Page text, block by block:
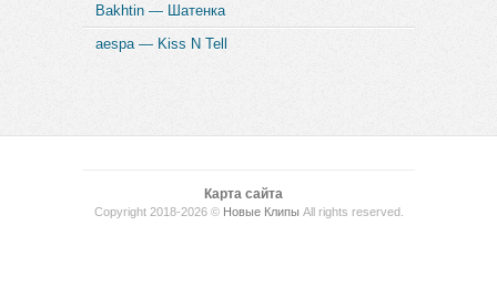
Bakhtin — Шатенка
aespa — Kiss N Tell
Карта сайта
Copyright 2018-2026 © Новые Клипы All rights reserved.